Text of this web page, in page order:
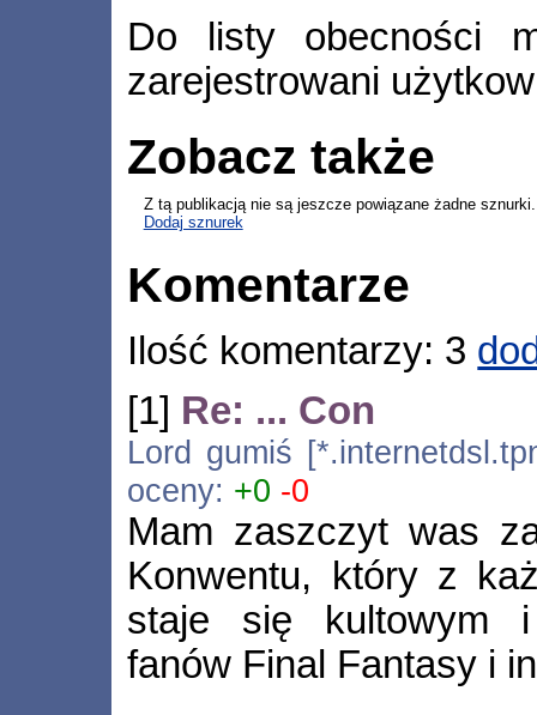
Do listy obecności
zarejestrowani
Zobacz także
Z tą publikacją nie są jeszcze powiązane żadne sznurki.
Dodaj sznurek
Komentarze
Ilość komentarzy: 3
[1] Re: ... Con
Lord gumiś
oceny: +0 -0
Mam zaszczyt was
Konwentu, który z
staje się kultowym i
fanów Final Fantasy i